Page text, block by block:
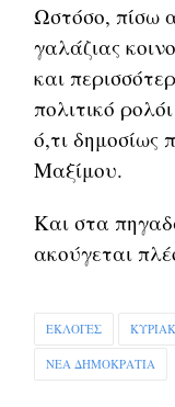
Ωστόσο, πίσω
γαλάζιας
και
πολιτικό
ό,τι δημοσίως
Μαξίμου.
Και στα
ακούγεται
ΕΚΛΟΓΕΣ
ΝΕΑ ΔΗΜΟΚΡΑΤΙΑ